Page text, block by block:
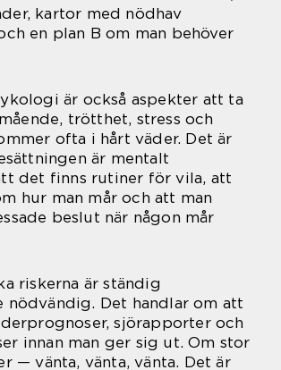
kartor med nödhav
en plan B om man behöver
är också aspekter att ta
trötthet, stress och
ofta i hårt väder. Det är
är mentalt
det finns rutiner för vila, att
hur man mår och att man
beslut när någon mår
riskerna är ständig
nödvändig. Det handlar om att
sjörapporter och
innan man ger sig ut. Om stor
— vänta, vänta, vänta. Det är